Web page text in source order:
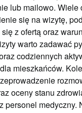
lub mailowo. Wiele
się na wizytę,
z ofertą oraz
warto zadawać
codziennych
mieszkańców.
oceny stanu
personel medyczny.